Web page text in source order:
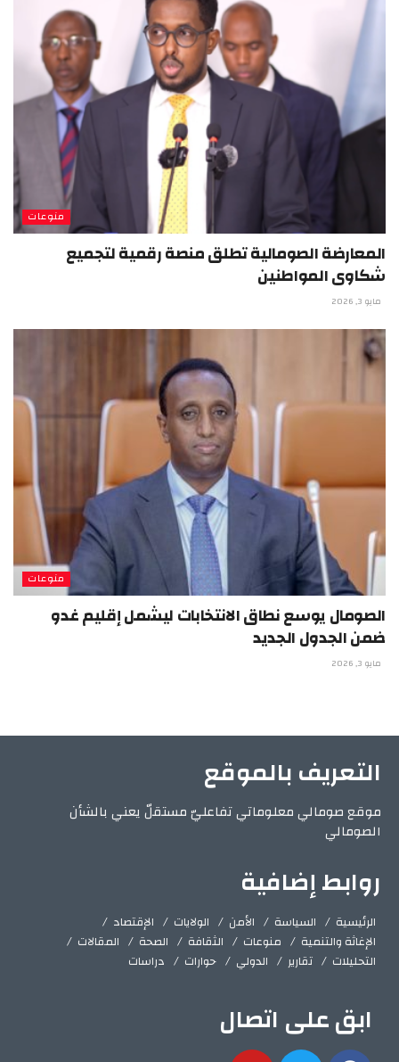
منوعات
المعارضة الصومالية تطلق منصة رقمية لتجميع
شكاوى المواطنين
مايو 3, 2026
منوعات
الصومال يوسع نطاق الانتخابات ليشمل إقليم غدو
ضمن الجدول الجديد
مايو 3, 2026
التعريف بالموقع
موقع صومالي معلوماتي تفاعليّ مستقلّ يعني بالشأن
الصومالي
روابط إضافية
الرئيسية السياسة الأمن الولايات
الإقتصاد
الإغاثة والتنمية
منوعات الثقافة الصحة
المقالات
التحليلات
تقارير الدولي حوارات دراسات
ابق على اتصال